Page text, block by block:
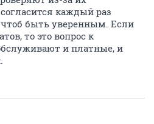
каждый раз
чтоб быть уверенным. Если
то это вопрос к
и платные, и